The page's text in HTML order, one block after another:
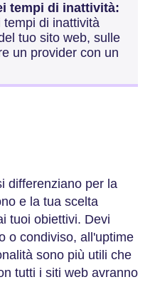
tempi di inattività:
tempi di inattività
tuo sito web, sulle
un provider con un
differenziano per la
e la tua scelta
tuoi obiettivi. Devi
o condiviso, all'uptime
sono più utili che
tutti i siti web avranno